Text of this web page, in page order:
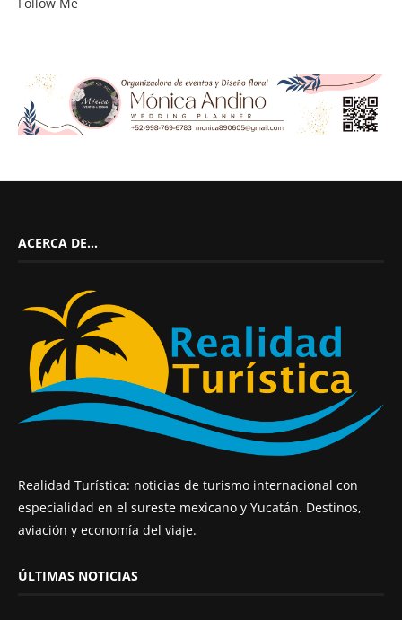
ACERCA DE…
Realidad Turística: noticias de turismo internacional con
especialidad en el sureste mexicano y Yucatán. Destinos,
aviación y economía del viaje.
ÚLTIMAS NOTICIAS